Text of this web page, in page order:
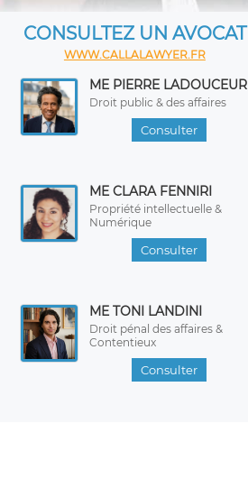
CONSULTEZ UN AVOCAT
WWW.CALLALAWYER.FR
ME PIERRE LADOUCEUR
Droit public & des affaires
Consulter
ME CLARA FENNIRI
Propriété intellectuelle &
Numérique
Consulter
ME TONI LANDINI
Droit pénal des affaires &
Contentieux
Consulter